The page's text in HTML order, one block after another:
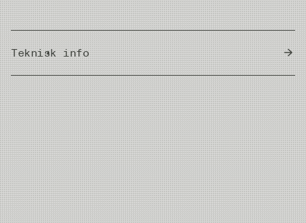
Teknisk info
Country of Origin Japan